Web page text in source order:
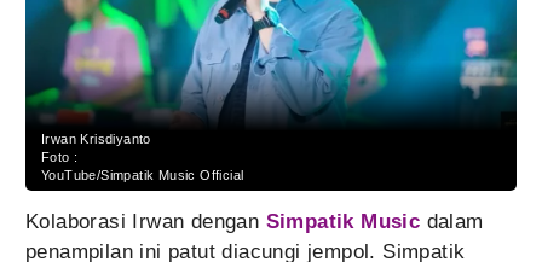
Irwan Krisdiyanto
Foto :
YouTube/Simpatik Music Official
Kolaborasi Irwan dengan Simpatik Music dalam
penampilan ini patut diacungi jempol. Simpatik